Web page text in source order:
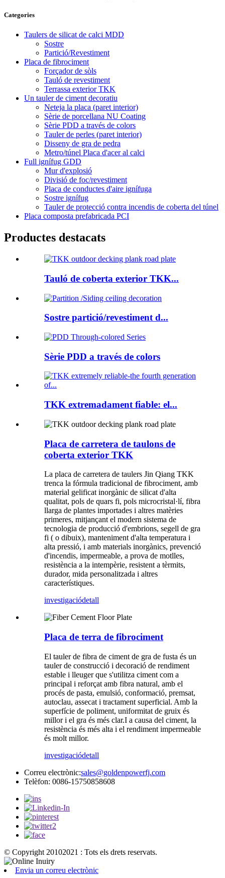
Categories
Taulers de silicat de calci MDD
Sostre
Partició/Revestiment
Placa de fibrociment
Forçador de sòls
Tauló de revestiment
Terrassa exterior TKK
Un tauler de ciment decoratiu
Neteja la placa (paret interior)
Sèrie de porcellana NU Coating
Sèrie PDD a través de colors
Tauler de perles (paret interior)
Disseny de gra de pedra
Metro/túnel Placa d'acer al calci
Full ignífug GDD
Mur d'explosió
Divisió de foc/revestiment
Placa de conductes d'aire ignífuga
Sostre ignífug
Tauler de protecció contra incendis de coberta del túnel
Placa composta prefabricada PCI
Productes destacats
Tauló de coberta exterior TKK...
Sostre partició/revestiment d...
Sèrie PDD a través de colors
TKK extremadament fiable: el...
Placa de carretera de taulons de
coberta exterior TKK
La placa de carretera de taulers Jin Qiang TKK
trenca la fórmula tradicional de fibrociment, amb
material gelificat inorgànic de silicat d'alta
qualitat, pols de quars fi, pols microcristal·lí, fibra
llarga de plantes importades i altres matèries
primeres, mitjançant el modern sistema de
tecnologia de producció d'embrions, segell de gra
fi ( o dibuix), manteniment d'alta temperatura i
alta pressió, i amb materials inorgànics, prevenció
d'incendis, impermeable, a prova de motlles,
resistència a la intempèrie, resistent a tèrmits,
durador, mida personalitzada i altres
característiques.
investigaciódetall
Placa de terra de fibrociment
El tauler de fibra de ciment de gra de fusta és un
tauler de construcció i decoració de rendiment
estable i lleuger que s'utilitza ciment com a
principal i reforçat amb fibra natural, amb el
procés de pasta, emulsió, conformació, premsat,
autoclau, assecat i tractament superficial. Amb la
superfície de poliment, uniformitat de gruix és
millor i el gra és més clar.I a causa del ciment, la
resistència és més alta i el rendiment impermeable
és molt millor.
investigaciódetall
Correu electrònic:sales@goldenpowerfj.com
Telèfon: 0086-15750858608
© Copyright 20102021 : Tots els drets reservats.
Envia un correu electrònic